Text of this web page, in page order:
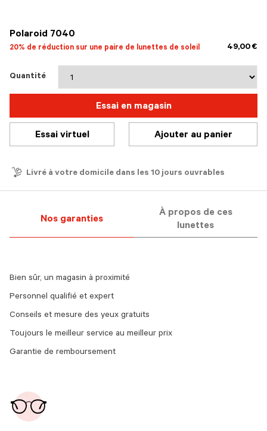
Polaroid 7040
20% de réduction sur une paire de lunettes de soleil 49,00 €
Quantité
Essai en magasin
Essai virtuel Ajouter au panier
Livré à votre domicile dans les 10 jours ouvrables
Nos garanties
À propos de ces
lunettes
Bien sûr, un magasin à proximité
Personnel qualifié et expert
Conseils et mesure des yeux gratuits
Toujours le meilleur service au meilleur prix
Garantie de remboursement